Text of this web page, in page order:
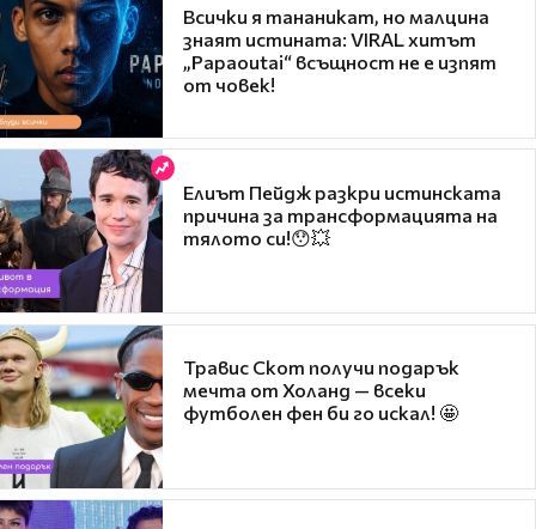
Всички я тананикат, но малцина
знаят истината: VIRAL хитът
„Papaoutai“ всъщност не е изпят
от човек!
Елиът Пейдж разкри истинската
причина за трансформацията на
тялото си!😯💥
Травис Скот получи подарък
мечта от Холанд — всеки
футболен фен би го искал! 🤩